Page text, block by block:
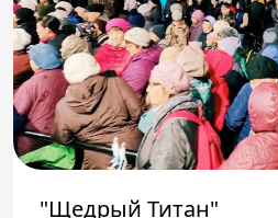
"Щедрый Титан"